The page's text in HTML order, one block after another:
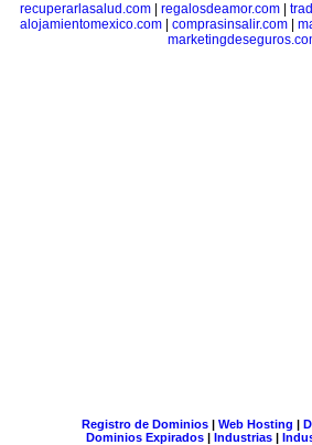
recuperarlasalud.com
regalosdeamor.com
alojamientomexico.com| comprasinsalir.com|
Registro de Dominios| Web Hosting |
Dominios Expirados | Industrias |